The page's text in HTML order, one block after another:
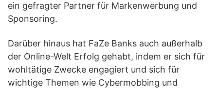
ein gefragter Partner für Markenwerbung und
Sponsoring.
Darüber hinaus hat FaZe Banks auch außerhalb
der Online-Welt Erfolg gehabt, indem er sich für
wohltätige Zwecke engagiert und sich für
wichtige Themen wie Cybermobbing und